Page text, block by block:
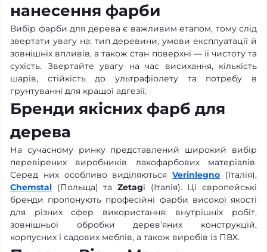
нанесення фарби
Вибір фарби для дерева є важливим етапом, тому слід
звертати увагу на: тип деревини, умови експлуатації й
зовнішніх впливів, а також стан поверхні — її чистоту та
сухість. Звертайте увагу на час висихання, кількість
шарів, стійкість до ультрафіолету та потребу в
грунтуванні для кращої адгезії.
Бренди якісних фарб для
дерева
На сучасному ринку представлений широкий вибір
перевірених виробників лакофарбових матеріалів.
Серед них особливо виділяютьсяVerinlegno (Італія),
Chemstal (Польща) та Zetagi (Італія). Ці європейські
бренди пропонують професійні фарби високої якості
для різних сфер використання: внутрішніх робіт,
зовнішньої обробки дерев’яних конструкцій,
корпусних і садових меблів, а також виробів із ПВХ.